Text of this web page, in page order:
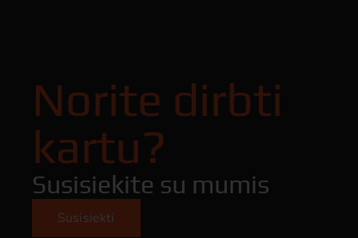
Norite dirbti
kartu?
Susisiekite su mumis
Susisiekti